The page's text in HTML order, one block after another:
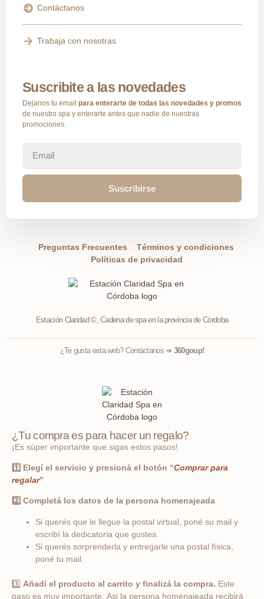
Contáctanos
Trabaja con nosotras
Suscribite a las novedades
Dejanos tu email para enterarte de todas las novedades y promos
de nuestro spa y enterarte antes que nadie de nuestras
promociones.
Suscribirse
Preguntas Frecuentes
Términos y condiciones
Políticas de privacidad
Estación Claridad ©, Cadena de spa en la provincia de Córdoba
¿Te gusta esta web? Contáctanos ➜ 360goup!
¿Tu compra es para hacer un regalo?
¡Es súper importante que sigas estos pasos!
1️⃣ Elegí el servicio y presioná el botón “Comprar para
regalar”
2️⃣ Completá los datos de la persona homenajeada
Si querés que le llegue la postal virtual, poné su mail y
escribí la dedicatoria que gustes.
Si querés sorprenderla y entregarle una postal física,
poné tu mail.
3️⃣ Añadí el producto al carrito y finalizá la compra. Este
paso es muy importante. Asi la persona homenajeada recibirá